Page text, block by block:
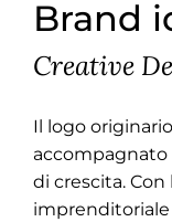
Brand
Creative
Il logo
accompagnato
di crescita.